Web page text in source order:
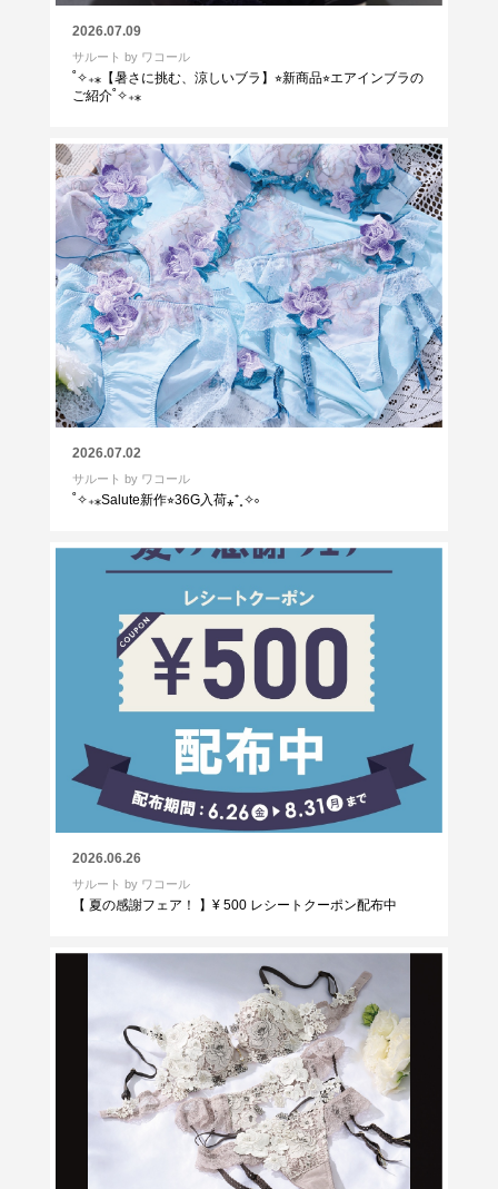
2026.07.09
サルート by ワコール
˚✧₊⁎【暑さに挑む、涼しいブラ】⭐︎新商品⭐︎エアインブラの
ご紹介˚✧₊⁎
2026.07.02
サルート by ワコール
˚✧₊⁎Salute新作⭐︎36G入荷⁎⁺˳✧༚
2026.06.26
サルート by ワコール
【 夏の感謝フェア！ 】¥ 500 レシートクーポン配布中